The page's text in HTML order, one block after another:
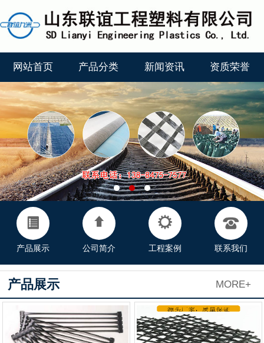
网站首页 产品分类 新闻资讯 资质荣誉
产品展示 公司简介 工程案例 联系我们
产品展示 MORE+